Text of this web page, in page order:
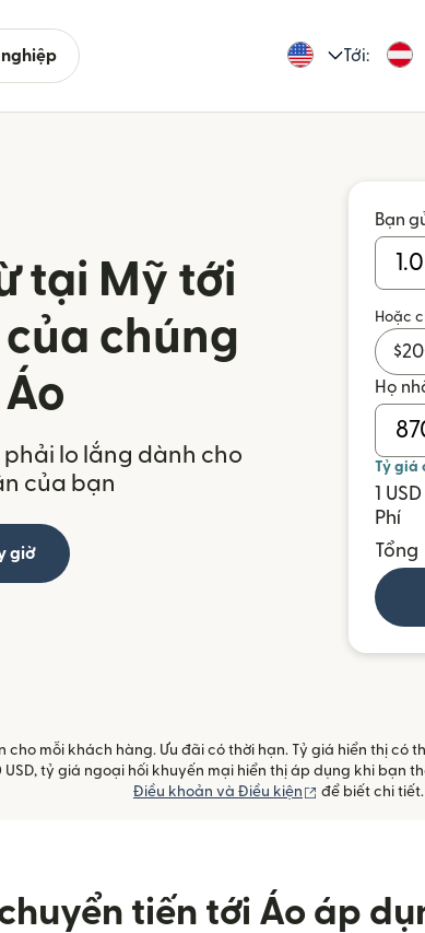
nghiệp Tới:
tại Mỹ tới
chúng
lo lắng dành cho
của bạn
giờ
Bạn
Hoặc
$
Họ
Tỷ giá
1
Phí
Tổng
mỗi khách hàng. Ưu đãi có thời hạn. Tỷ giá hiển thị có
tỷ giá ngoại hối khuyến mại hiển thị áp dụng khi bạn
Điều khoản và Điều kiện
(mở trong cửa
để biết chi tiết.
tiến tới Áo áp